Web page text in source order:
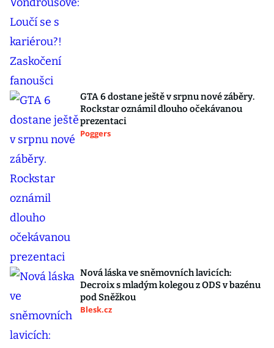
GTA 6 dostane ještě v srpnu nové záběry.
Rockstar oznámil dlouho očekávanou
prezentaci
Poggers
Nová láska ve sněmovních lavicích:
Decroix s mladým kolegou z ODS v bazénu
pod Sněžkou
Blesk.cz